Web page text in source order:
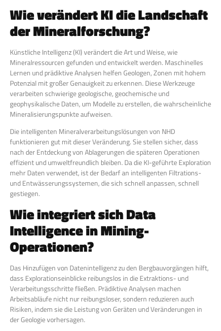
Wie verändert KI die Landschaft
der Mineralforschung?
Künstliche Intelligenz (KI) verändert die Art und Weise, wie
Mineralressourcen gefunden und entwickelt werden. Maschinelles
Lernen und prädiktive Analysen helfen Geologen, Zonen mit hohem
Potenzial mit großer Genauigkeit zu erkennen. Diese Werkzeuge
verarbeiten schwierige geologische, geochemische und
geophysikalische Daten, um Modelle zu erstellen, die wahrscheinliche
Mineralisierungspunkte aufweisen.
Die intelligenten Mineralverarbeitungslösungen von NHD
funktionieren gut mit dieser Veränderung. Sie stellen sicher, dass
nach der Entdeckung von Ablagerungen die späteren Operationen
effizient und umweltfreundlich bleiben. Da die KI-geführte Exploration
mehr Daten verwendet, ist der Bedarf an intelligenten Filtrations-
und Entwässerungssystemen, die sich schnell anpassen, schnell
gestiegen.
Wie integriert sich Data
Intelligence in Mining-
Operationen?
Das Hinzufügen von Datenintelligenz zu den Bergbauvorgängen hilft,
dass Explorationseinblicke reibungslos in die Extraktions- und
Verarbeitungsschritte fließen. Prädiktive Analysen machen
Arbeitsabläufe nicht nur reibungsloser, sondern reduzieren auch
Risiken, indem sie die Leistung von Geräten und Veränderungen in
der Geologie vorhersagen.